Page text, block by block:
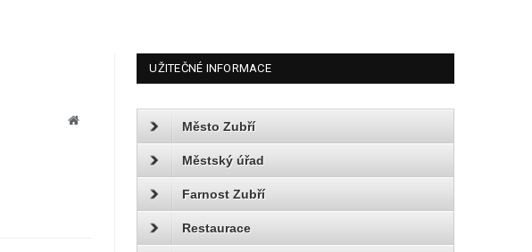
Website
UŽITEČNÉ INFORMACE
Město Zubří
Městský úřad
Farnost Zubří
Restaurace